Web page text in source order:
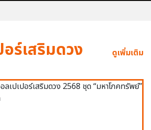
อร์เสริมดวง ดูเพิ่มเติม